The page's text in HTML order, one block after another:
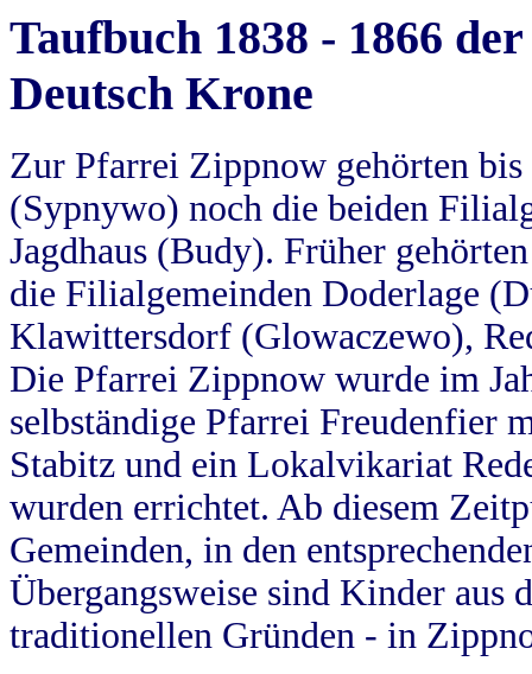
Taufbuch 1838 - 1866
Deutsch Krone
Zur Pfarrei Zippnow gehörten
(Sypnywo) noch die beiden
Jagdhaus (Budy). Früher
die Filialgemeinden Doderlage
Klawittersdorf (Glowaczewo),
Die Pfarrei Zippnow wurde im
selbständige Pfarrei Freudenfier
Stabitz und ein Lokalvikariat
wurden errichtet. Ab diesem
Gemeinden, in den
Übergangsweise sind Kinder aus
traditionellen Gründen - in